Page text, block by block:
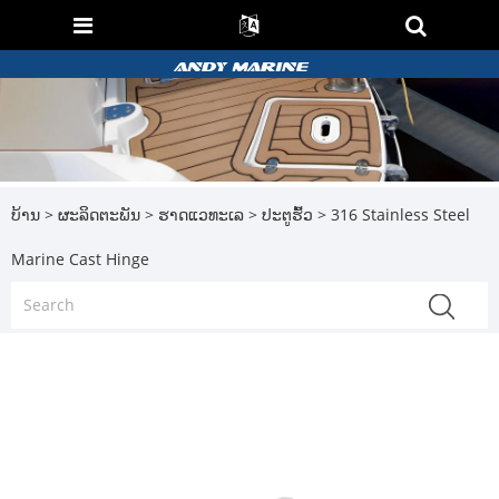
ບ້ານ > ຜະລິດຕະພັນ > ຮາດແວທະເລ > ປະຕູຮົ້ວ > 316 Stainless Steel
Marine Cast Hinge